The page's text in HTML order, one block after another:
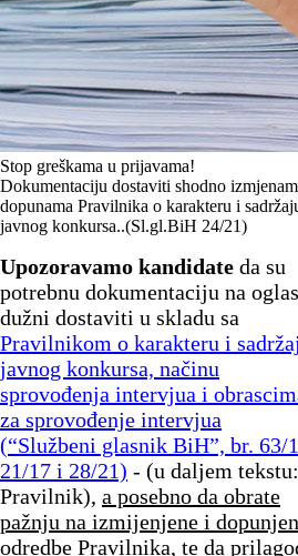
Stop greškama u prijavama!
Dokumentaciju dostaviti shodno
dopunama Pravilnika o karakteru i
javnog konkursa..(Sl.gl.BiH 24/21)
Upozoravamo kandidate da su
potrebnu dokumentaciju na oglas
dužni dostaviti u skladu sa
Pravilnikom o karakteru i
javnog konkursa, načinu
sprovođenja intervjua i
za sprovođenje intervjua
(“Službeni glasnik BiH”, br. 63/
21/17 i 28/21) - (u daljem tekstu:
Pravilnik), a posebno da obrate
pažnju na izmijenjene i
odredbe Pravilnika, te da